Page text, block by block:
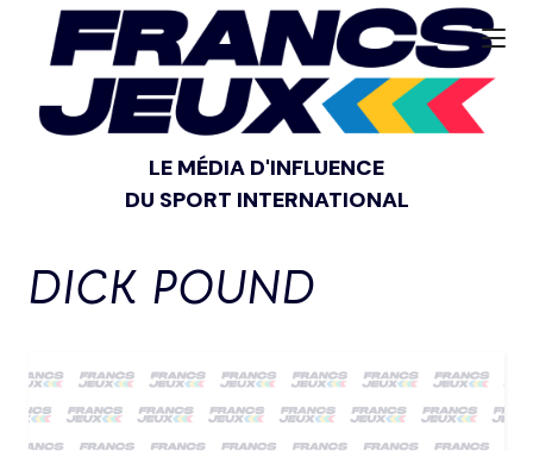
LE MÉDIA D'INFLUENCE
DU SPORT INTERNATIONAL
DICK POUND